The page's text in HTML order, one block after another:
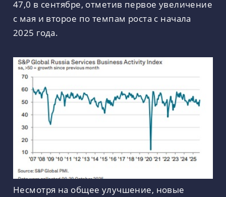
47,0 в сентябре, отметив первое увеличение
с мая и второе по темпам роста с начала
2025 года.
Несмотря на общее улучшение, новые